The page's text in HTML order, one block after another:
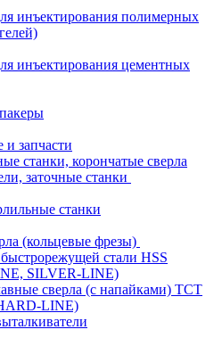
инъектирования полимерных
инъектирования цементных
запчасти
станки, корончатые сверла
заточные станки
станки
(кольцевые фрезы)
стали HSS
SILVER-LINE)
сверла (с напайками) ТСТ
LINE)